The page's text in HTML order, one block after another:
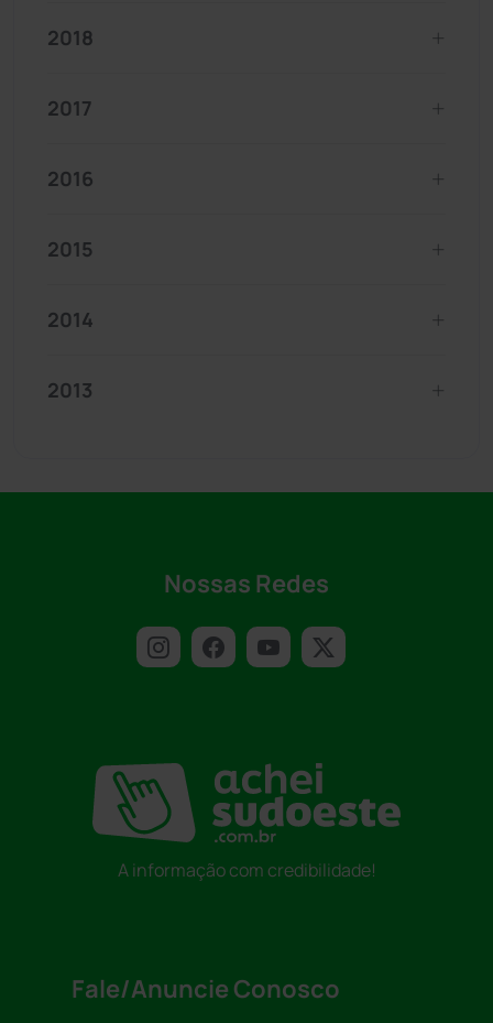
2018
2017
2016
2015
2014
2013
Nossas Redes
A informação com credibilidade!
Fale/Anuncie Conosco